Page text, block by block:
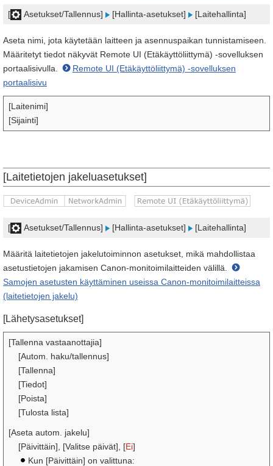
[ Asetukset/Tallennus] [Hallinta-asetukset] [Laitehallinta]
Aseta nimi, jota käytetään laitteen ja asennuspaikan tunnistamiseen.
Määritetyt tiedot näkyvät Remote UI (Etäkäyttöliittymä) -sovelluksen
portaalisivulla.
Remote UI (Etäkäyttöliittymä) -sovelluksen
portaalisivu
[Laitenimi]
[Sijainti]
[Laitetietojen jakeluasetukset]
[ Asetukset/Tallennus] [Hallinta-asetukset] [Laitehallinta]
Määritä laitetietojen jakelutoiminnon asetukset, mikä mahdollistaa
asetustietojen jakamisen Canon-monitoimilaitteiden välillä.
Samojen asetusten käyttäminen useissa Canon-monitoimilaitteissa
(laitetietojen jakelu)
[Lähetysasetukset]
[Tallenna vastaanottajia]
[Autom. haku/tallennus]
[Tallenna]
[Tiedot]
[Poista]
[Tulosta lista]
[Aseta autom. jakelu]
[Päivittäin], [Valitse päivät], [Ei]
Kun [Päivittäin] on valittuna: